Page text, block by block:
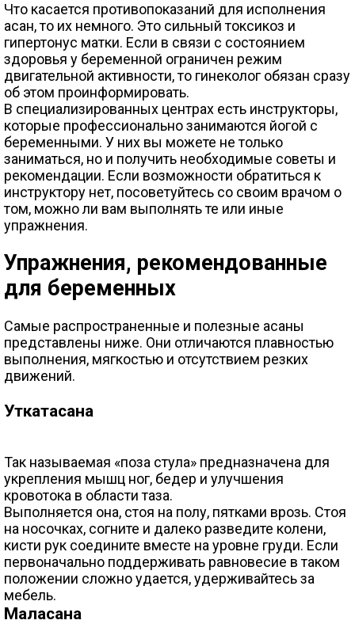
Что касается противопоказаний для исполнения
асан, то их немного. Это сильный токсикоз и
гипертонус матки. Если в связи с состоянием
здоровья у беременной ограничен режим
двигательной активности, то гинеколог обязан сразу
об этом проинформировать.
В специализированных центрах есть инструкторы,
которые профессионально занимаются йогой с
беременными. У них вы можете не только
заниматься, но и получить необходимые советы и
рекомендации. Если возможности обратиться к
инструктору нет, посоветуйтесь со своим врачом о
том, можно ли вам выполнять те или иные
упражнения.
Упражнения, рекомендованные
для беременных
Самые распространенные и полезные асаны
представлены ниже. Они отличаются плавностью
выполнения, мягкостью и отсутствием резких
движений.
Уткатасана
Так называемая «поза стула» предназначена для
укрепления мышц ног, бедер и улучшения
кровотока в области таза.
Выполняется она, стоя на полу, пятками врозь. Стоя
на носочках, согните и далеко разведите колени,
кисти рук соедините вместе на уровне груди. Если
первоначально поддерживать равновесие в таком
положении сложно удается, удерживайтесь за
мебель.
Маласана